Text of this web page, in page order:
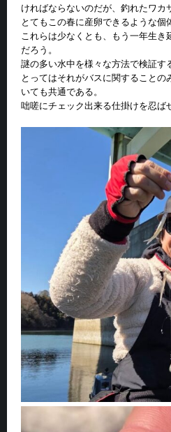
ければならないのだが、釣れたワカ
とてもこの春に産卵できるような個
これらは少なくとも、もう一年生き
だろう。
謎の多い水中を様々な方法で検証す
とってはそれがバスに関することの
いても共通である。
咄嗟にチェック出来る仕掛けを忍ば